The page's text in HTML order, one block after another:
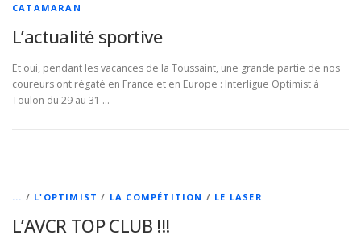
PLANNING DES COURS
CATAMARAN
L’actualité sportive
Et oui, pendant les vacances de la Toussaint, une grande partie de nos
coureurs ont régaté en France et en Europe : Interligue Optimist à
Toulon du 29 au 31 …
... / L'OPTIMIST / LA COMPÉTITION / LE LASER
L’AVCR TOP CLUB !!!